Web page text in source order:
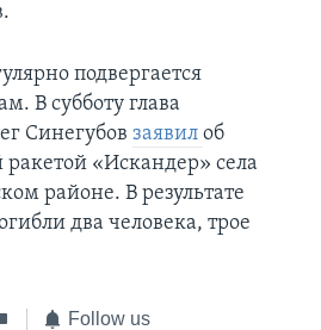
подвергается
В субботу глава
Синегубов заявил об
ракетой «Искандер» села
районе. В результате
два человека, трое
Follow us